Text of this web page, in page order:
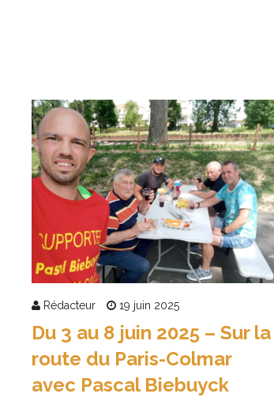
Rédacteur 19 juin 2025
Du 3 au 8 juin 2025 – Sur la
route du Paris-Colmar
avec Pascal Biebuyck